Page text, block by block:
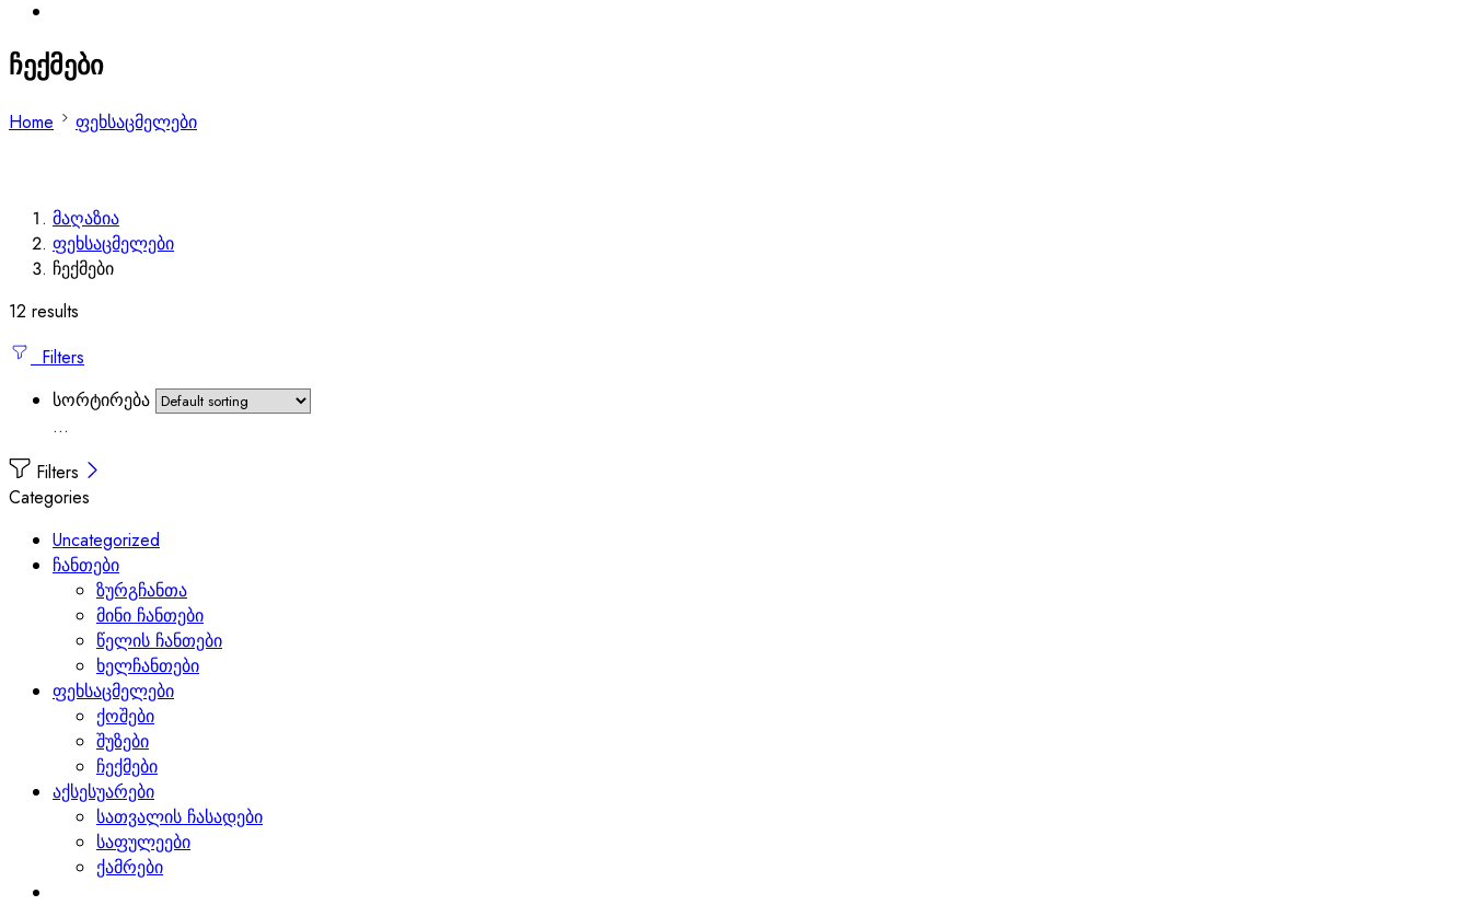
ჩექმები
Home ფეხსაცმელები
მაღაზია
ფეხსაცმელები
ჩექმები
12 results
Filters
სორტირება
...
Filters
Categories
Uncategorized
ჩანთები
ზურგჩანთა
მინი ჩანთები
წელის ჩანთები
ხელჩანთები
ფეხსაცმელები
ქოშები
შუზები
ჩექმები
აქსესუარები
სათვალის ჩასადები
საფულეები
ქამრები